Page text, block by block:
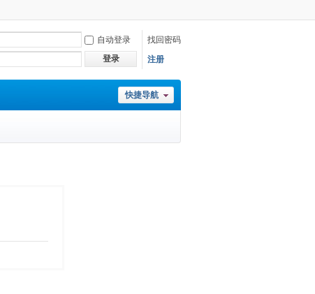
自动登录
找回密码
登录 注册
快捷导航